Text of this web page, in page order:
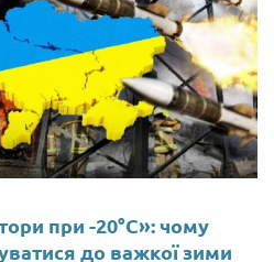
при -20°C»: чому
до важкої зими